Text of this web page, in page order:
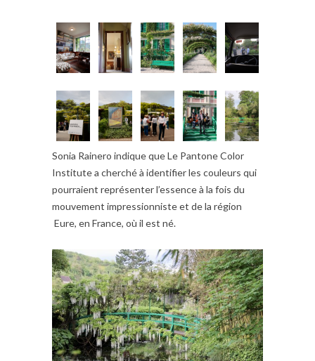
Sonia Rainero indique que Le Pantone Color
Institute a cherché à identifier les couleurs qui
pourraient représenter l’essence à la fois du
mouvement impressionniste et de la région
Eure, en France, où il est né.